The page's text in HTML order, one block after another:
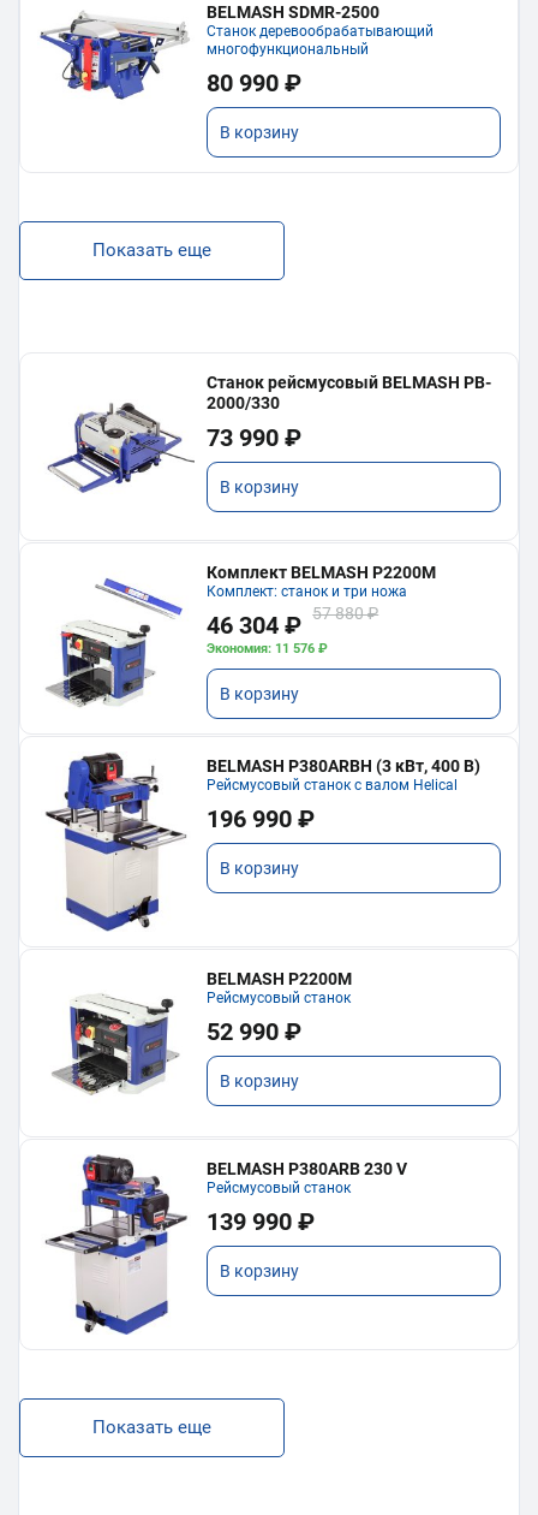
BELMASH SDMR-2500
Станок деревообрабатывающий
многофункциональный
80 990 ₽
В корзину
Показать еще
Станок рейсмусовый BELMASH PB-
2000/330
73 990 ₽
В корзину
Комплект BELMASH P2200M
Комплект: станок и три ножа
46 304 ₽ 57 880 ₽
Экономия: 11 576 ₽
В корзину
BELMASH P380ARBH (3 кВт, 400 В)
Рейсмусовый станок с валом Helical
196 990 ₽
В корзину
BELMASH P2200M
Рейсмусовый станок
52 990 ₽
В корзину
BELMASH P380ARB 230 V
Рейсмусовый станок
139 990 ₽
В корзину
Показать еще